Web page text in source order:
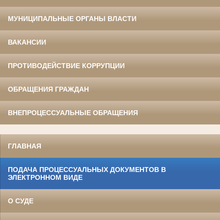
МУНИЦИПАЛЬНЫЕ ОРГАНЫ ВЛАСТИ
ВАКАНСИИ
ПРОТИВОДЕЙСТВИЕ КОРРУПЦИИ
ОБРАЩЕНИЯ ГРАЖДАН
ВНЕПРОЦЕССУАЛЬНЫЕ ОБРАЩЕНИЯ
ГЛАВНАЯ
ПОДАЧА ПРОЦЕССУАЛЬНЫХ ДОКУМЕНТОВ В
ЭЛЕКТРОННОМ ВИДЕ
О СУДЕ